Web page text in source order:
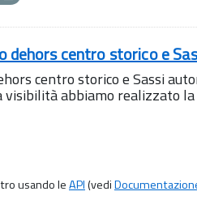
dehors centro storico e
centro storico e Sassi
abbiamo realizzato
usando leAPI(vedi